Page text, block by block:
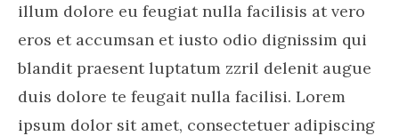
illum dolore eu feugiat nulla facilisis at vero
eros et accumsan et iusto odio dignissim qui
blandit praesent luptatum zzril delenit augue
duis dolore te feugait nulla facilisi. Lorem
ipsum dolor sit amet, consectetuer adipiscing